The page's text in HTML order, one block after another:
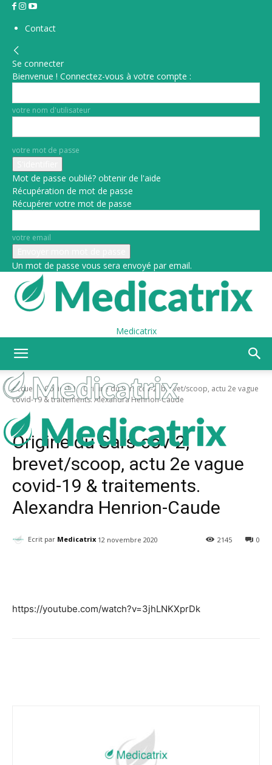
Contact
Se connecter
Bienvenue ! Connectez-vous à votre compte :
votre nom d'utilisateur
votre mot de passe
Mot de passe oublié? obtenir de l'aide
Récupération de mot de passe
Récupérer votre mot de passe
votre email
Un mot de passe vous sera envoyé par email.
Medicatrix
Accueil Covid-19
Origine du Sars-cov-2, brevet/scoop, actu 2e vague
covid-19 & traitements. Alexandra Henrion-Caude
Covid-19
Origine du Sars-cov-2,
brevet/scoop, actu 2e vague
covid-19 & traitements.
Alexandra Henrion-Caude
Ecrit par Medicatrix 12 novembre 2020 0
2145
https://youtube.com/watch?v=3jhLNKXprDk